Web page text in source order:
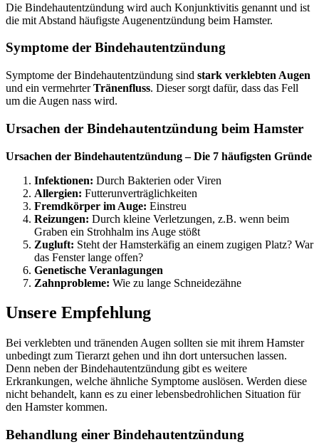
Die Bindehautentzündung wird auch Konjunktivitis genannt und ist
die mit Abstand häufigste Augenentzündung beim Hamster.
Symptome der Bindehautentzündung
Symptome der Bindehautentzündung sind stark verklebten Augen
und ein vermehrterTränenfluss. Dieser sorgt dafür, dass das Fell
um die Augen nass wird.
Ursachen der Bindehautentzündung beim Hamster
Ursachen der Bindehautentzündung – Die 7 häufigsten Gründe
Infektionen: Durch Bakterien oder Viren
Allergien: Futterunverträglichkeiten
Fremdkörper im Auge: Einstreu
Reizungen: Durch kleine Verletzungen, z.B. wenn beim
Graben ein Strohhalm ins Auge stößt
Zugluft: Steht der Hamsterkäfig an einem zugigen Platz? War
das Fenster lange offen?
Genetische Veranlagungen
Zahnprobleme: Wie zu lange Schneidezähne
Unsere Empfehlung
Bei verklebten und tränenden Augen sollten sie mit ihrem Hamster
unbedingt zum Tierarzt gehen und ihn dort untersuchen lassen.
Denn neben der Bindehautentzündung gibt es weitere
Erkrankungen, welche ähnliche Symptome auslösen. Werden diese
nicht behandelt, kann es zu einer lebensbedrohlichen Situation für
den Hamster kommen.
Behandlung einer Bindehautentzündung